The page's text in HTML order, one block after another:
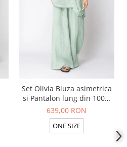
Set Olivia Bluza asimetrica
si Pantalon lung din 100%
in Light Olive
639,00 RON
ONE SIZE